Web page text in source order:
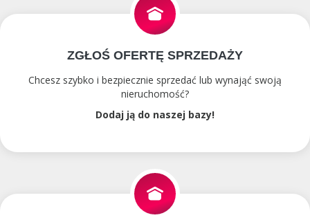
ZGŁOŚ OFERTĘ SPRZEDAŻY
Chcesz szybko i bezpiecznie sprzedać lub wynająć swoją
nieruchomość?
Dodaj ją do naszej bazy!